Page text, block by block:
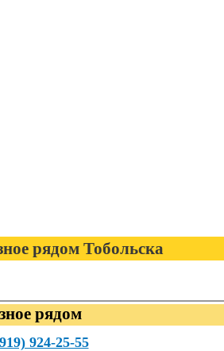
рядом Тобольска
рядом
924-25-55